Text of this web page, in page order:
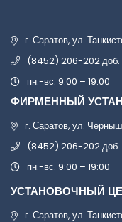
г. Саратов, ул.
(8452) 206-202 доб.
пн.-вс. 9:00 – 19:00
ФИРМЕННЫЙ
г. Саратов, ул.
(8452) 206-202 доб.
пн.-вс. 9:00 – 19:00
УСТАНОВОЧНЫЙ
г. Саратов, ул.